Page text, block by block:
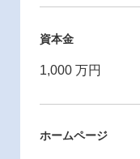
資本金
1,000 万円
ホームページ